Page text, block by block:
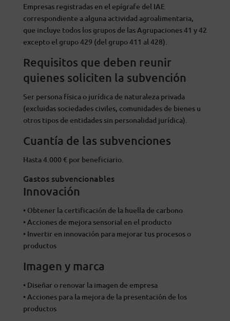
Empresas registradas en el epígrafe del IAE
correspondiente a alguna actividad agroalimentaria,
que incluye todos los grupos de las Agrupaciones 41 y 42
excepto el grupo 429 (del grupo 411 al 428).
Requisitos que deben reunir
quienes soliciten la subvención
Ser persona física o jurídica de naturaleza privada
(excluidas sociedades civiles, comunidades de bienes u
otros tipos de entidades sin personalidad jurídica).
Cuantía de las subvenciones
Hasta 4.000 € por beneficiario.
Gastos subvencionables
Innovación
• Obtener la certificación de la huella de carbono
• Acciones de mejora sensorial en el producto
• Invertir en innovación para mejorar tus procesos o
productos
Imagen y marca
• Diseñar o renovar la imagen de empresa
• Acciones para la mejora de la presentación de los
productos